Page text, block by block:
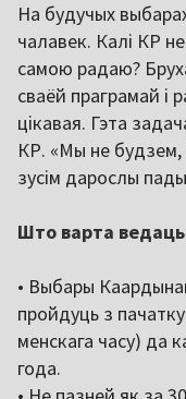
На будучых
чалавек. Калі КР
самою радаю?
сваёй праграмай і
цікавая. Гэта
КР. «Мы не будзем,
зусім дарослы
Што варта
• Выбары
пройдуць з
менскага часу) да
года.